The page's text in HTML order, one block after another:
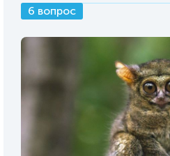
6 вопрос